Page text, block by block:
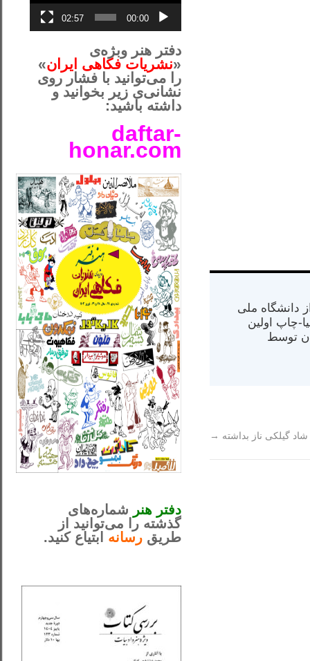
از دانشگاه ملی
در کالیفرنیا-چاپ اولین
در سال ۱۳۸۴ در ایران توسط
گيلکی ناز بداشته →
00:00
02:57
دفتر هنر وبژه‌ی
«نشریات فکاهی ایران»
را می‌توانید با فشار روی
نشانی‌ی زیر بخوانید و
داشته باشید:
daftar-
honar.com
دفتر هنر شماره‌های
گذشته را می‌توانید از
طریق رسانه ابتیاع کنید.